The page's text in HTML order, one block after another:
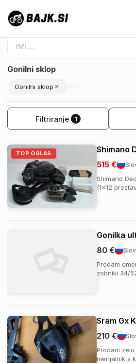
Gonilni sklop
Filtriranje 1
Gonilni sklop ✕
TOP OGLAS
515 €
Shimano
(1x12
SHIMANO
IR I-SPEC
SHIMANO
80 €
Prodam
zobniki 34/
Sram Gx
210 €
Prodam
menjalnik s